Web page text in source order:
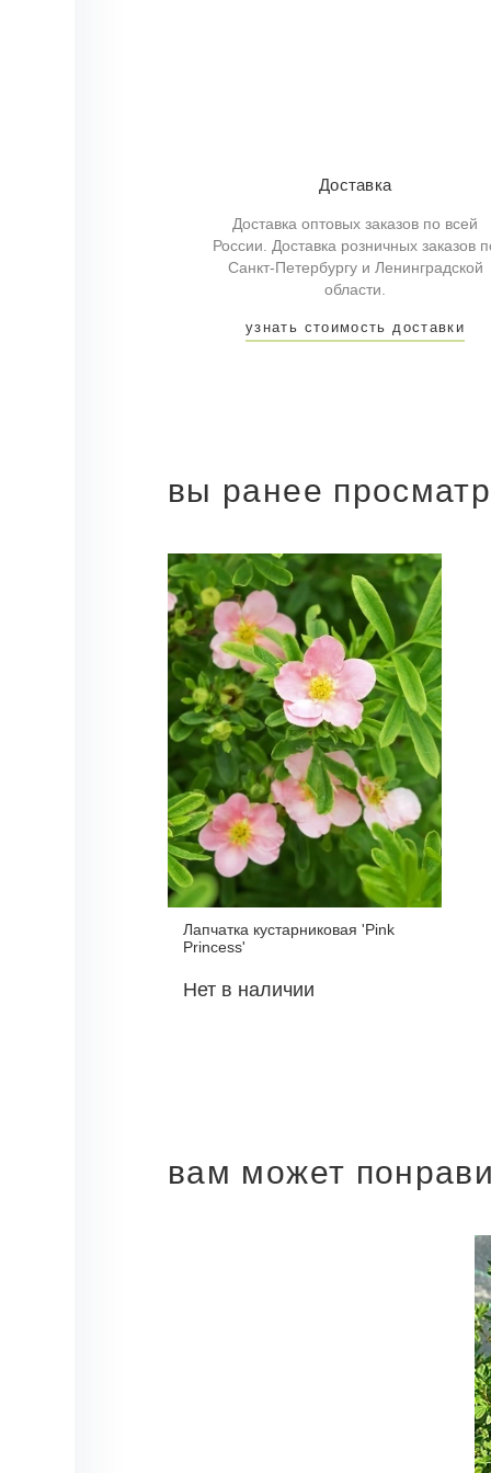
Доставка
Доставка оптовых заказов по всей
России. Доставка розничных заказов
Санкт-Петербургу и Ленинградской
области.
узнать стоимость доставки
вы ранее
Лапчатка кустарниковая 'Pink
Princess'
Нет в наличии
вам может